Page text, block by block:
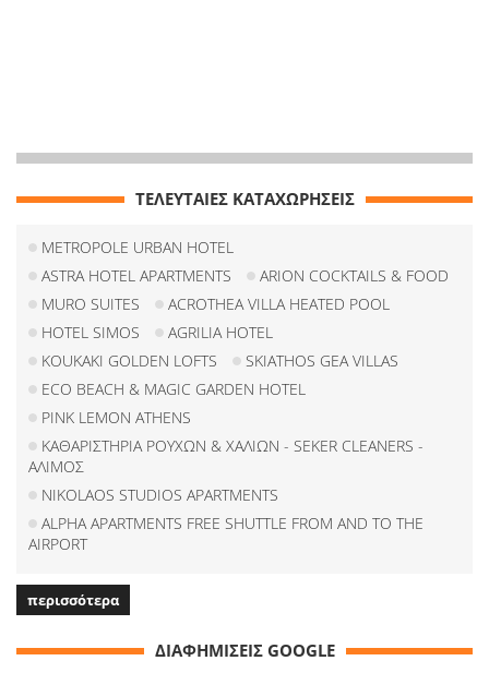
ΤΕΛΕΥΤΑΙΕΣ ΚΑΤΑΧΩΡΗΣΕΙΣ
METROPOLE URBAN HOTEL
ASTRA HOTEL APARTMENTS
ARION COCKTAILS & FOOD
MURO SUITES
ACROTHEA VILLA HEATED POOL
HOTEL SIMOS
AGRILIA HOTEL
KOUKAKI GOLDEN LOFTS
SKIATHOS GEA VILLAS
ECO BEACH & MAGIC GARDEN HOTEL
PINK LEMON ATHENS
ΚΑΘΑΡΙΣΤΗΡΙΑ ΡΟΥΧΩΝ & ΧΑΛΙΩΝ - SEKER CLEANERS -
ΑΛΙΜΟΣ
NIKOLAOS STUDIOS APARTMENTS
ALPHA APARTMENTS FREE SHUTTLE FROM AND TO THE
AIRPORT
περισσότερα
ΔΙΑΦΗΜΙΣΕΙΣ GOOGLE